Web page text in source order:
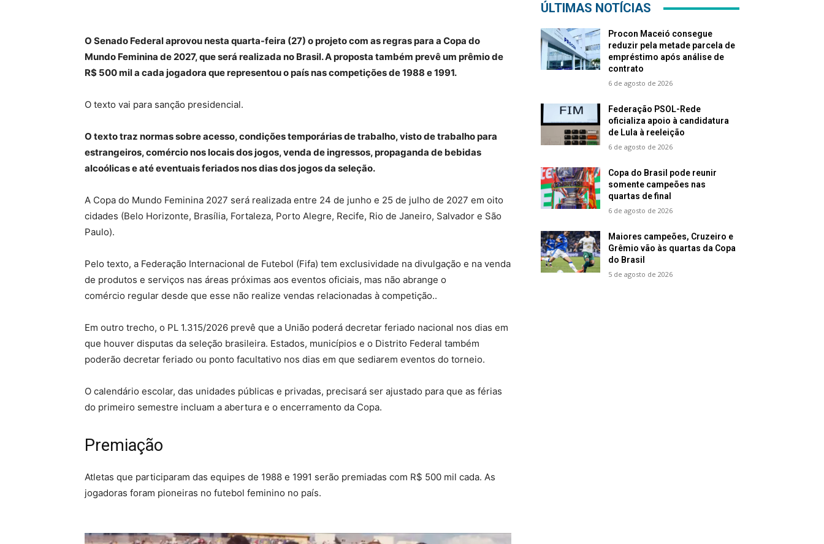
O Senado Federal aprovou nesta quarta-feira (27) o projeto com as regras para a Copa do
Mundo Feminina de 2027, que será realizada no Brasil. A proposta também prevê um prêmio de
R$ 500 mil a cada jogadora que representou o país nas competições de 1988 e 1991.
O texto vai para sanção presidencial.
O texto traz normas sobre acesso, condições temporárias de trabalho, visto de trabalho para
estrangeiros, comércio nos locais dos jogos, venda de ingressos, propaganda de bebidas
alcoólicas e até eventuais feriados nos dias dos jogos da seleção.
A Copa do Mundo Feminina 2027 será realizada entre 24 de junho e 25 de julho de 2027 em oito
cidades (Belo Horizonte, Brasília, Fortaleza, Porto Alegre, Recife, Rio de Janeiro, Salvador e São
Paulo).
Pelo texto, a Federação Internacional de Futebol (Fifa) tem exclusividade na divulgação e na venda
de produtos e serviços nas áreas próximas aos eventos oficiais, mas não abrange o
comércio regular desde que esse não realize vendas relacionadas à competição..
Em outro trecho, o PL 1.315/2026 prevê que a União poderá decretar feriado nacional nos dias em
que houver disputas da seleção brasileira. Estados, municípios e o Distrito Federal também
poderão decretar feriado ou ponto facultativo nos dias em que sediarem eventos do torneio.
O calendário escolar, das unidades públicas e privadas, precisará ser ajustado para que as férias
do primeiro semestre incluam a abertura e o encerramento da Copa.
Premiação
Atletas que participaram das equipes de 1988 e 1991 serão premiadas com R$ 500 mil cada. As
jogadoras foram pioneiras no futebol feminino no país.
ÚLTIMAS NOTÍCIAS
Procon Maceió consegue
reduzir pela metade parcela de
empréstimo após análise de
contrato
6 de agosto de 2026
Federação PSOL-Rede
oficializa apoio à candidatura
de Lula à reeleição
6 de agosto de 2026
Copa do Brasil pode reunir
somente campeões nas
quartas de final
6 de agosto de 2026
Maiores campeões, Cruzeiro e
Grêmio vão às quartas da Copa
do Brasil
5 de agosto de 2026